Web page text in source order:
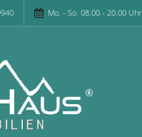
Mo. - So. 08.00 - 20.00 Uhr